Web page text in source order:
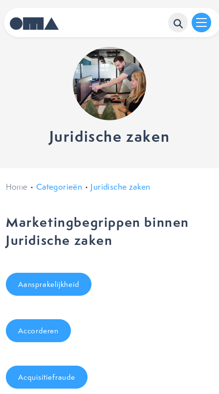
Juridische zaken
Home • Categorieën • Juridische zaken
Marketingbegrippen binnen
Juridische zaken
Aansprakelijkheid
Accorderen
Acquisitiefraude